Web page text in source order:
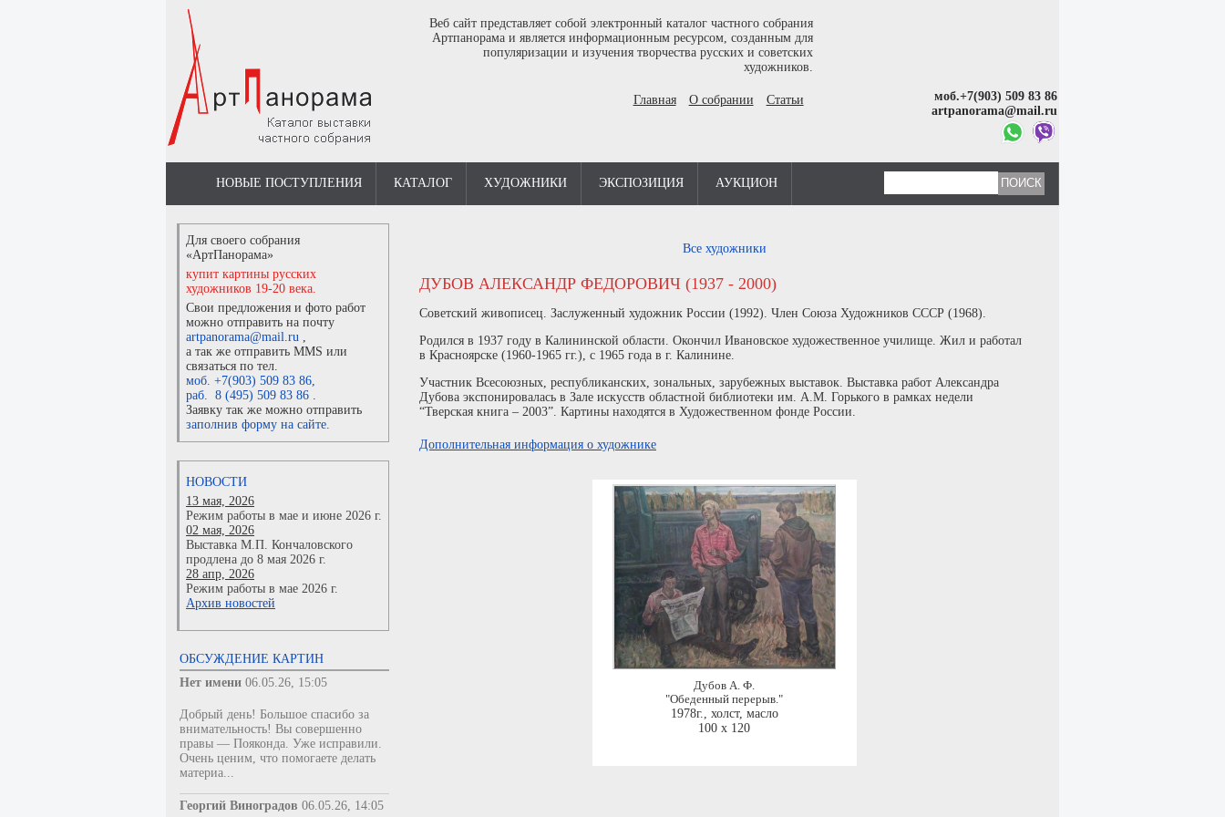
Веб сайт представляет собой электронный каталог частного собрания
Артпанорама и является информационным ресурсом, созданным для
популяризации и изучения творчества русских и советских
художников.
Главная О собрании Статьи
моб.+7(903) 509 83 86
artpanorama@mail.ru
НОВЫЕ ПОСТУПЛЕНИЯ КАТАЛОГ ХУДОЖНИКИ ЭКСПОЗИЦИЯ АУКЦИОН
Для своего собрания
«АртПанорама»
купит картины русских
художников 19-20 века.
Свои предложения и фото работ
можно отправить на почту
artpanorama@mail.ru ,
а так же отправить MMS или
связаться по тел.
моб. +7(903) 509 83 86,
раб. 8 (495) 509 83 86 .
Заявку так же можно отправить
заполнив форму на сайте.
НОВОСТИ
13 мая, 2026
Режим работы в мае и июне 2026 г.
02 мая, 2026
Выставка М.П. Кончаловского
продлена до 8 мая 2026 г.
28 апр, 2026
Режим работы в мае 2026 г.
Архив новостей
ОБСУЖДЕНИЕ КАРТИН
Нет имени 06.05.26, 15:05
Добрый день! Большое спасибо за
внимательность! Вы совершенно
правы — Пояконда. Уже исправили.
Очень ценим, что помогаете делать
материа...
Георгий Виноградов 06.05.26, 14:05
Все художники
ДУБОВ АЛЕКСАНДР ФЕДОРОВИЧ (1937 - 2000)
Советский живописец. Заслуженный художник России (1992). Член Союза Художников СССР (1968).
Родился в 1937 году в Калининской области. Окончил Ивановское художественное училище. Жил и работал
в Красноярске (1960-1965 гг.), с 1965 года в г. Калинине.
Участник Всесоюзных, республиканских, зональных, зарубежных выставок. Выставка работ Александра
Дубова экспонировалась в Зале искусств областной библиотеки им. А.М. Горького в рамках недели
“Тверская книга – 2003”. Картины находятся в Художественном фонде России.
Дополнительная информация о художнике
Дубов А. Ф.
"Обеденный перерыв."
1978г., холст, масло
100 x 120